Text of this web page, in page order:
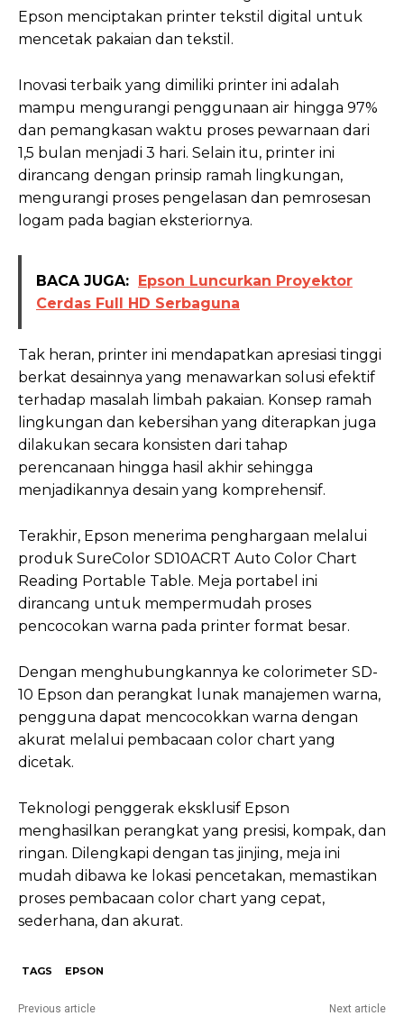
Epson menciptakan printer tekstil digital untuk
mencetak pakaian dan tekstil.
Inovasi terbaik yang dimiliki printer ini adalah
mampu mengurangi penggunaan air hingga 97%
dan pemangkasan waktu proses pewarnaan dari
1,5 bulan menjadi 3 hari. Selain itu, printer ini
dirancang dengan prinsip ramah lingkungan,
mengurangi proses pengelasan dan pemrosesan
logam pada bagian eksteriornya.
BACA JUGA: Epson Luncurkan Proyektor
Cerdas Full HD Serbaguna
Tak heran, printer ini mendapatkan apresiasi tinggi
berkat desainnya yang menawarkan solusi efektif
terhadap masalah limbah pakaian. Konsep ramah
lingkungan dan kebersihan yang diterapkan juga
dilakukan secara konsisten dari tahap
perencanaan hingga hasil akhir sehingga
menjadikannya desain yang komprehensif.
Terakhir, Epson menerima penghargaan melalui
produk SureColor SD10ACRT Auto Color Chart
Reading Portable Table. Meja portabel ini
dirancang untuk mempermudah proses
pencocokan warna pada printer format besar.
Dengan menghubungkannya ke colorimeter SD-
10 Epson dan perangkat lunak manajemen warna,
pengguna dapat mencocokkan warna dengan
akurat melalui pembacaan color chart yang
dicetak.
Teknologi penggerak eksklusif Epson
menghasilkan perangkat yang presisi, kompak, dan
ringan. Dilengkapi dengan tas jinjing, meja ini
mudah dibawa ke lokasi pencetakan, memastikan
proses pembacaan color chart yang cepat,
sederhana, dan akurat.
TAGS EPSON
Previous article Next article